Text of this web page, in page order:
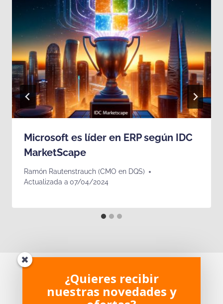
Microsoft es líder en ERP según IDC
MarketScape
Ramón Rautenstrauch (CMO en DQS)
Actualizada a 07/04/2024
¿Te ha parecido interesante?
¿Tienes dudas sobre el
¿Quieres recibir
nuestras novedades y